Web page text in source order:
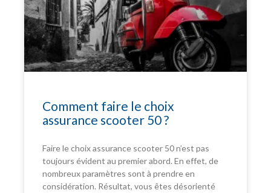
Comment faire le choix
assurance scooter 50 ?
Faire le choix assurance scooter 50 n’est pas
toujours évident au premier abord. En effet, de
nombreux paramètres sont à prendre en
considération. Résultat, vous êtes désorienté